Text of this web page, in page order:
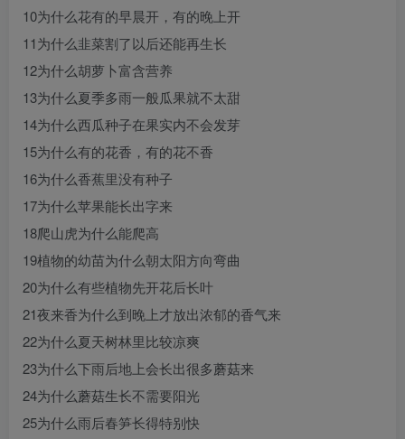
10为什么花有的早晨开，有的晚上开
11为什么韭菜割了以后还能再生长
12为什么胡萝卜富含营养
13为什么夏季多雨一般瓜果就不太甜
14为什么西瓜种子在果实内不会发芽
15为什么有的花香，有的花不香
16为什么香蕉里没有种子
17为什么苹果能长出字来
18爬山虎为什么能爬高
19植物的幼苗为什么朝太阳方向弯曲
20为什么有些植物先开花后长叶
21夜来香为什么到晚上才放出浓郁的香气来
22为什么夏天树林里比较凉爽
23为什么下雨后地上会长出很多蘑菇来
24为什么蘑菇生长不需要阳光
25为什么雨后春笋长得特别快